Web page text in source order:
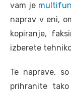
vam je
naprav v eni,
kopiranje,
izberete
Te naprave,
prihranite